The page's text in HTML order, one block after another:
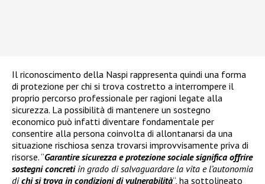
Il riconoscimento della Naspi rappresenta quindi una forma
di protezione per chi si trova costretto a interrompere il
proprio percorso professionale per ragioni legate alla
sicurezza. La possibilità di mantenere un sostegno
economico può infatti diventare fondamentale per
consentire alla persona coinvolta di allontanarsi da una
situazione rischiosa senza trovarsi improvvisamente priva di
risorse. “Garantire sicurezza e protezione sociale significa offrire
sostegni concretiin grado di salvaguardare la vita e l’autonomia
dichi si trova in condizioni di vulnerabilità“, ha sottolineato